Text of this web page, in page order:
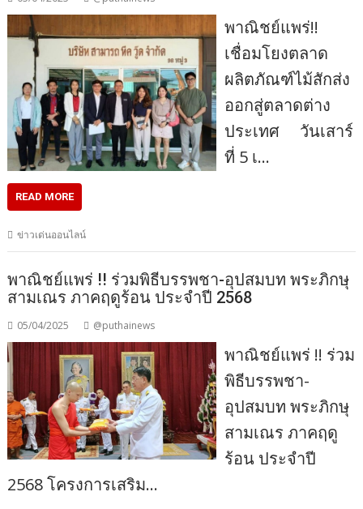
พาณิชย์แพร่!!
เชื่อมโยงตลาด
ผลิตภัณฑ์ไม้สักส่ง
ออกสู่ตลาดต่าง
ประเทศ วันเสาร์
ที่ 5 เ…
READ MORE
ข่าวเด่นออนไลน์
พาณิชย์แพร่ !! ร่วมพิธีบรรพชา-อุปสมบท พระภิกษุ
สามเณร ภาคฤดูร้อน ประจำปี 2568
05/04/2025 @puthainews
พาณิชย์แพร่ !! ร่วม
พิธีบรรพชา-
อุปสมบท พระภิกษุ
สามเณร ภาคฤดู
ร้อน ประจำปี
2568 โครงการเสริม…